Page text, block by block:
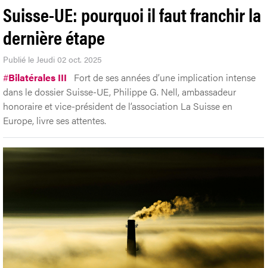
Suisse-UE: pourquoi il faut franchir la
dernière étape
Publié le Jeudi 02 oct. 2025
#Bilatérales III
Fort de ses années d’une implication intense
dans le dossier Suisse-UE, Philippe G. Nell, ambassadeur
honoraire et vice-président de l’association La Suisse en
Europe, livre ses attentes.